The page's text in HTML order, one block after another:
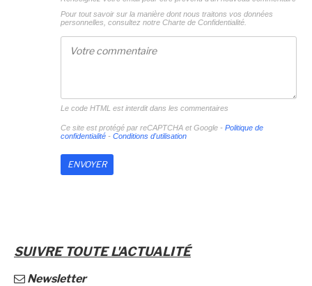
Pour tout savoir sur la manière dont nous traitons vos données
personnelles, consultez notre Charte de Confidentialité.
Le code HTML est interdit dans les commentaires
Ce site est protégé par reCAPTCHA et Google - Politique de
confidentialité- Conditions d'utilisation
SUIVRE TOUTE L'ACTUALITÉ
Newsletter